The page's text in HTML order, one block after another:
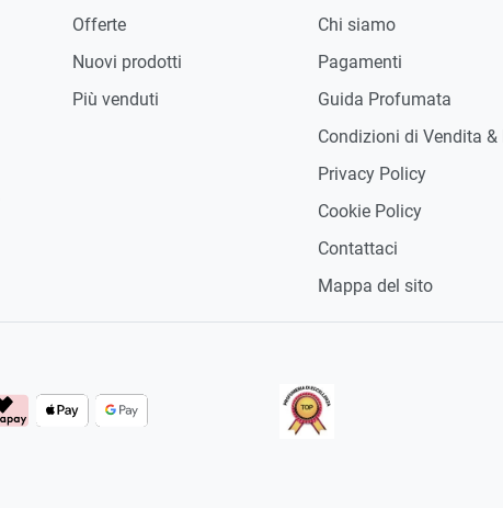
Offerte
Nuovi prodotti
Più venduti
Chi siamo
Pagamenti
Guida Profumata
Condizioni di Vendita &
Privacy Policy
Cookie Policy
Contattaci
Mappa del sito